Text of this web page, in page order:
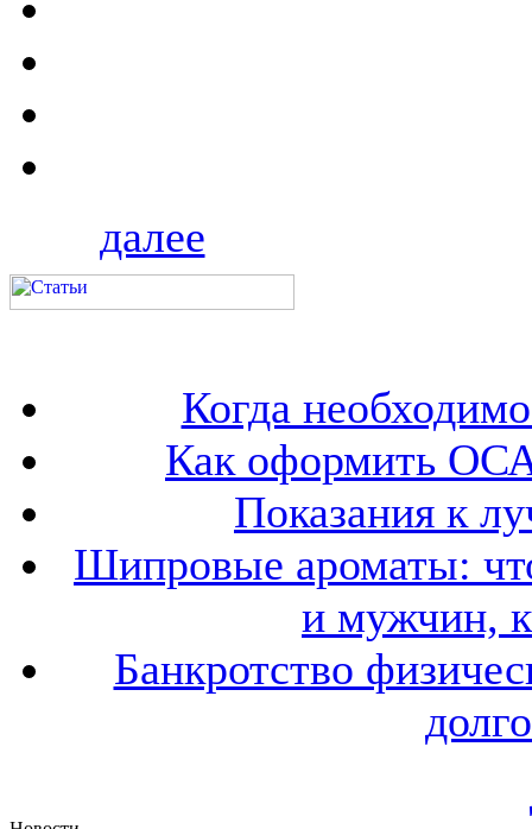
далее
Когда
Как оформить
Показания к
Шипровые ароматы:
и мужчин,
Банкротство